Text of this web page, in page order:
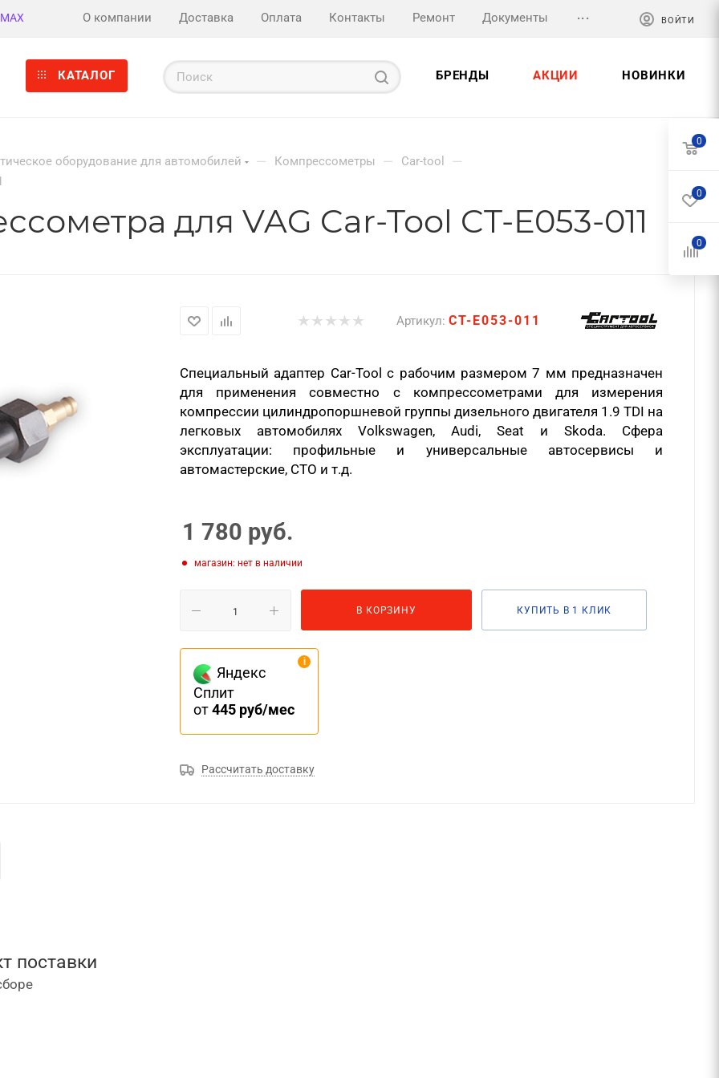
MAX О компании Доставка Оплата Контакты Ремонт Документы ... ВОЙТИ
КАТАЛОГ БРЕНДЫ АКЦИИ НОВИНКИ
оборудование для автомобилей — Компрессометры — Car-tool —
для VAG Car-Tool CT-E053-011
Артикул: CT-E053-011
Специальный адаптер Car-Tool c рабочим размером 7 мм предназначен
для применения совместно с компрессометрами для измерения
компрессии цилиндропоршневой группы дизельного двигателя 1.9 TDI на
легковых автомобилях Volkswagen, Audi, Seat и Skoda. Сфера
эксплуатации: профильные и универсальные автосервисы и
автомастерские, СТО и т.д.
1 780 руб.
Магазин: нет в наличии
В КОРЗИНУ КУПИТЬ В 1 КЛИК
Яндекс
Сплит
от445 руб/мес
Рассчитать доставку
поставки
0
0
0